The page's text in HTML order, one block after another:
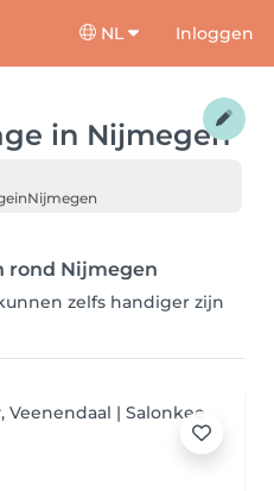
NL Inloggen
in Nijmegen
inNijmegen
rond Nijmegen
zelfs handiger zijn